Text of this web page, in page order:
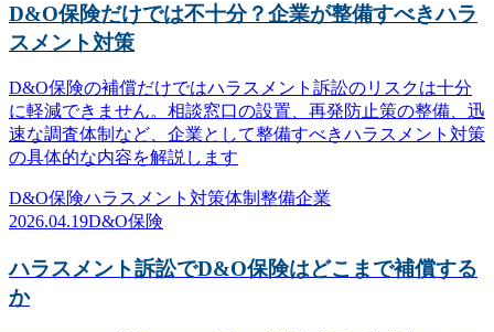
D&O保険だけでは不十分？企業が整備すべきハラ
スメント対策
D&O保険の補償だけではハラスメント訴訟のリスクは十分
に軽減できません。相談窓口の設置、再発防止策の整備、迅
速な調査体制など、企業として整備すべきハラスメント対策
の具体的な内容を解説します
D&O保険ハラスメント対策体制整備企業
2026.04.19D&O保険
ハラスメント訴訟でD&O保険はどこまで補償する
か